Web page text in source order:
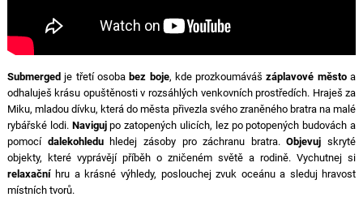
Submergedje třetí osobabez boje, kde prozkoumávášzáplavové městoa
odhaluješ krásu opuštěnosti v rozsáhlých venkovních prostředích. Hraješ za
Miku, mladou dívku, která do města přivezla svého zraněného bratra na malé
rybářské lodi. Navigujpo zatopených ulicích, lez po potopených budovách a
pomocí dalekohleduhledej zásoby pro záchranu bratra.Objevuj skryté
objekty, které vyprávějí příběh o zničeném světě a rodině. Vychutnej si
relaxačníhru a krásné výhledy, poslouchej zvuk oceánu a sleduj hravost
místních tvorů.